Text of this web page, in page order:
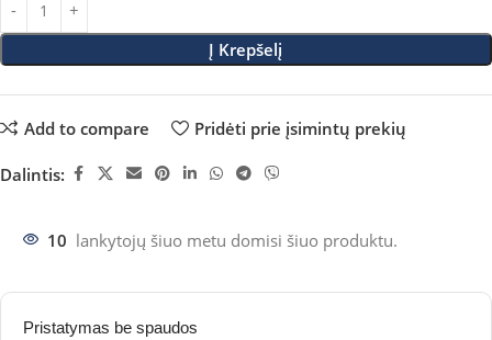
Į Krepšelį
Add to compare Pridėti prie įsimintų prekių
Dalintis:
10 lankytojų šiuo metu domisi šiuo produktu.
Pristatymas be spaudos